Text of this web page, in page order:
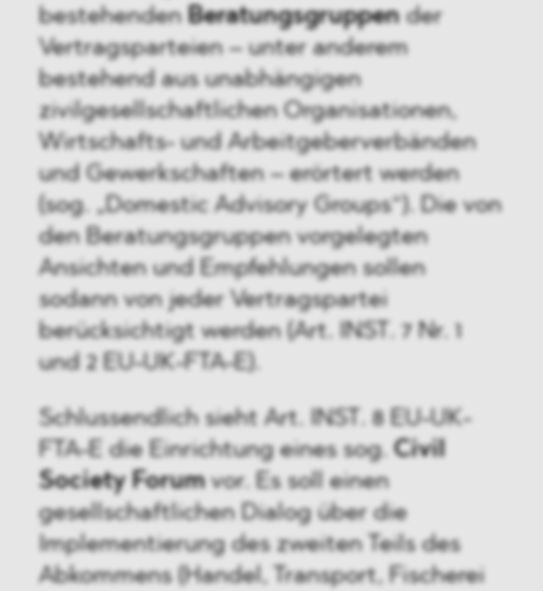
bestehendenBeratungsgruppender
Vertragsparteien – unter anderem
bestehend aus unabhängigen
zivilgesellschaftlichen Organisationen,
Wirtschafts- und Arbeitgeberverbänden
und Gewerkschaften – erörtert werden
(sog. „Domestic Advisory Groups“). Die von
den Beratungsgruppen vorgelegten
Ansichten und Empfehlungen sollen
sodann von jeder Vertragspartei
berücksichtigt werden (Art. INST. 7 Nr. 1
und 2 EU-UK-FTA-E).
Schlussendlich sieht Art. INST. 8 EU-UK-
FTA-E die Einrichtung eines sog.Civil
Society Forumvor. Es soll einen
gesellschaftlichen Dialog über die
Implementierung des zweiten Teils des
Abkommens (Handel, Transport, Fischerei